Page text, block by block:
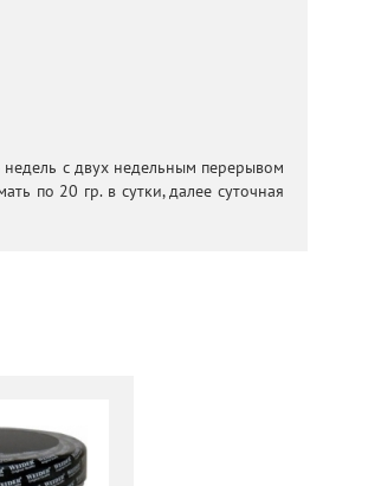
с двух недельным перерывом
по 20 гр. в сутки, далее суточная